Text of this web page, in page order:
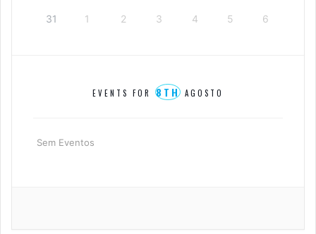
31 1 2 3 4 5 6
EVENTS FOR 8TH AGOSTO
Sem Eventos